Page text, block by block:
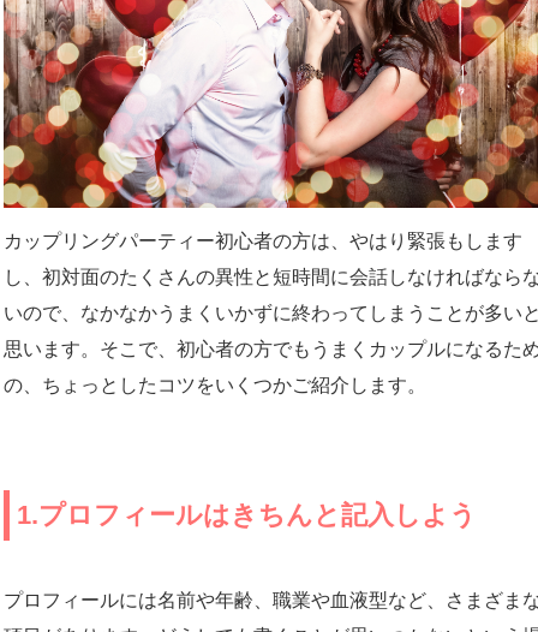
カップリングパーティー初心者の方は、やはり緊張もします
し、初対面のたくさんの異性と短時間に会話しなければなら
いので、なかなかうまくいかずに終わってしまうことが多い
思います。そこで、初心者の方でもうまくカップルになるた
の、ちょっとしたコツをいくつかご紹介します。
1.プロフィールはきちんと記入しよう
プロフィールには名前や年齢、職業や血液型など、さまざま